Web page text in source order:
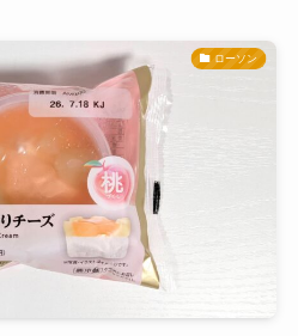
ローソン